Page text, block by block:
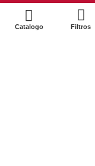
Catalogo Filtros